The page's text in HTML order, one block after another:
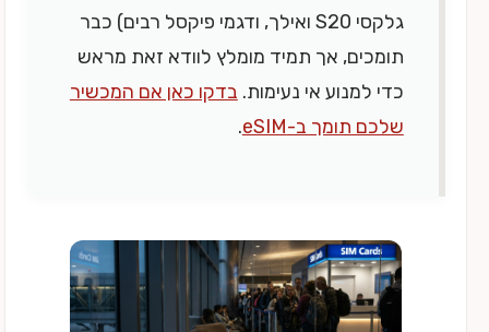
גלקסי S20 ואילך, ודגמי פיקסל רבים) כבר
תומכים, אך תמיד מומלץ לוודא זאת מראש
כדי למנוע אי נעימות. בדקו כאן אם המכשיר
שלכם תומך ב-eSIM
.